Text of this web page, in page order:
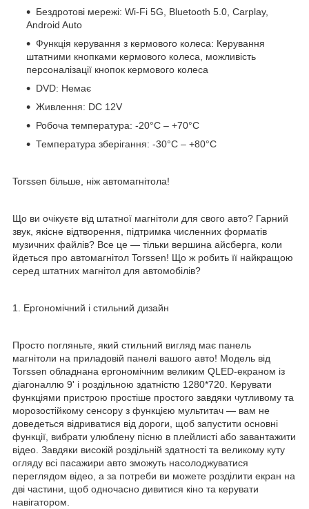
Бездротові мережі: Wi-Fi 5G, Bluetooth 5.0, Carplay,
Android Auto
Функція керування з кермового колеса: Керування
штатними кнопками кермового колеса, можливість
персоналізації кнопок кермового колеса
DVD: Немає
Живлення: DC 12V
Робоча температура: -20°C – +70°C
Температура зберігання: -30°C – +80°C
Torssen більше, ніж автомагнітола!
Що ви очікуєте від штатної магнітоли для свого авто? Гарний
звук, якісне відтворення, підтримка численних форматів
музичних файлів? Все це — тільки вершина айсберга, коли
йдеться про автомагнітол Torssen! Що ж робить її найкращою
серед штатних магнітол для автомобілів?
1. Ергономічний і стильний дизайн
Просто погляньте, який стильний вигляд має панель
магнітоли на приладовій панелі вашого авто! Модель від
Torssen обладнана ергономічним великим QLED-екраном із
діагоналлю 9' і роздільною здатністю 1280*720. Керувати
функціями пристрою простіше простого завдяки чутливому та
морозостійкому сенсору з функцією мультитач — вам не
доведеться відриватися від дороги, щоб запустити основні
функції, вибрати улюблену пісню в плейлисті або завантажити
відео. Завдяки високій роздільній здатності та великому куту
огляду всі пасажири авто зможуть насолоджуватися
переглядом відео, а за потреби ви можете розділити екран на
дві частини, щоб одночасно дивитися кіно та керувати
навігатором.